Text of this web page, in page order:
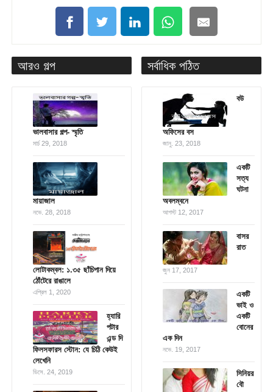
আরও গল্প
ভালবাসার গল্প- স্মৃতি
মার্চ 29, 2018
মায়াজাল
নভে. 28, 2018
লোটাকম্বল: ১.৩৫ ছাঁচিপান দিয়ে
ঠোঁটেরে রাঙালে
এপ্রিল 1, 2020
হ্যারি
পটার
এন্ড দি
ফিলসফারস স্টোন: যে চিঠি কেউই
লেখেনি
ডিসে. 24, 2019
সর্বাধিক পঠিত
বউ
অফিসের বস
জানু. 23, 2018
একটি
সত্য
ঘটনা
অবলম্বনে
আগস্ট 12, 2017
বাসর
রাত
জুন 17, 2017
একটি
ভাই ও
একটি
বোনের
এক দিন
নভে. 19, 2017
সিনিয়র
বৌ